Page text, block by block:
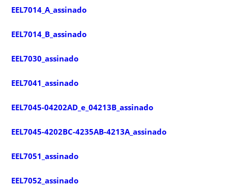
EEL7014_A_assinado
EEL7014_B_assinado
EEL7030_assinado
EEL7041_assinado
EEL7045-04202AD_e_04213B_assinado
EEL7045-4202BC-4235AB-4213A_assinado
EEL7051_assinado
EEL7052_assinado